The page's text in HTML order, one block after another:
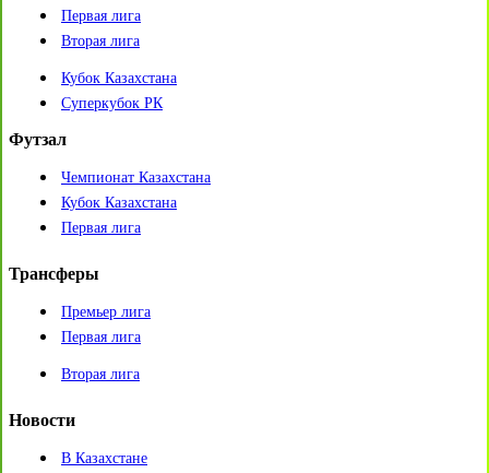
Первая лига
Вторая лига
Кубок Казахстана
Суперкубок РК
Футзал
Чемпионат Казахстана
Кубок Казахстана
Первая лига
Трансферы
Премьер лига
Первая лига
Вторая лига
Новости
В Казахстане